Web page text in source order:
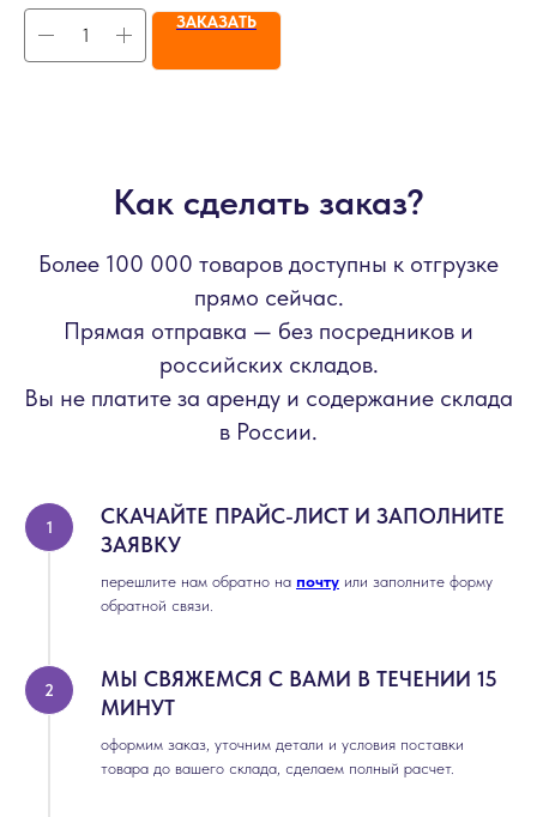
ЗАКАЗАТЬ
Как сделать заказ?
Более 100 000 товаров доступны к отгрузке
прямо сейчас.
Прямая отправка — без посредников и
российских складов.
Вы не платите за аренду и содержание склада
в России.
СКАЧАЙТЕ ПРАЙС-ЛИСТ И ЗАПОЛНИТЕ
ЗАЯВКУ
перешлите нам обратно на почту или заполните форму
обратной связи.
МЫ СВЯЖЕМСЯ С ВАМИ В ТЕЧЕНИИ 15
МИНУТ
оформим заказ, уточним детали и условия поставки
товара до вашего склада, сделаем полный расчет.